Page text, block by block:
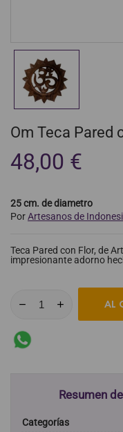
Om Teca Pared
48,00 €
25 cm. de diametro
PorArtesanos de
Teca Pared con Flor, de
impresionante adorno
AL
Resumen
Categorías